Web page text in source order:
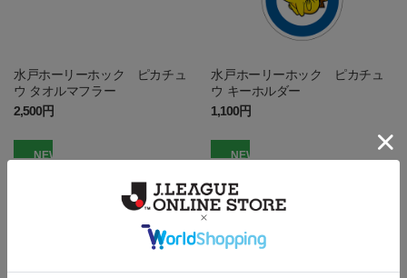
水戸ホーリーホック ピカチュ
ウ タオルマフラー
2,500円
水戸ホーリーホック ピカチュ
ウ キーホルダー
1,100円
NEW NEW